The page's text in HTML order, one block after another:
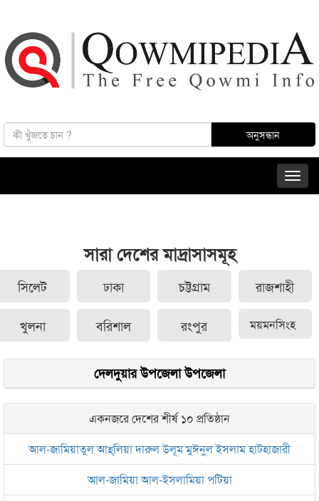
সারা দেশের মাদ্রাসাসমূহ
সিলেট ঢাকা চট্টগ্রাম রাজশাহী
খুলনা বরিশাল রংপুর ময়মনসিংহ
দেলদুয়ার উপজেলা উপজেলা
একনজরে দেশের শীর্ষ ১০ প্রতিষ্ঠান
আল-জামিয়াতুল আহ্‌লিয়া দারুল উলূম মুঈনুল ইসলাম হাটহাজারী
আল-জামিয়া আল-ইসলামিয়া পটিয়া